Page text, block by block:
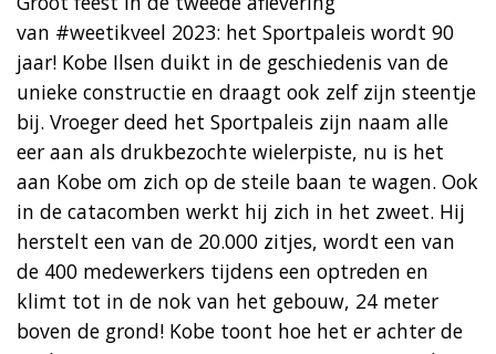
van #weetikveel 2023: het Sportpaleis wordt 90
jaar! Kobe Ilsen duikt in de geschiedenis van de
unieke constructie en draagt ook zelf zijn steentje
bij. Vroeger deed het Sportpaleis zijn naam alle
eer aan als drukbezochte wielerpiste, nu is het
aan Kobe om zich op de steile baan te wagen. Ook
in de catacomben werkt hij zich in het zweet. Hij
herstelt een van de 20.000 zitjes, wordt een van
de 400 medewerkers tijdens een optreden en
klimt tot in de nok van het gebouw, 24 meter
boven de grond! Kobe toont hoe het er achter de